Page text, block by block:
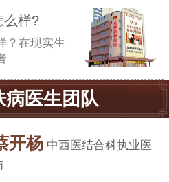
么样?
？在现实生
病医生团队
开杨 中西医结合科执业医